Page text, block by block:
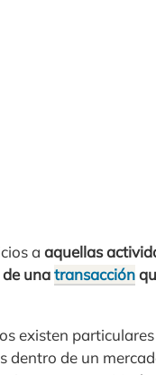
a aquellas
unatransacción
existen particulares
dentro de un